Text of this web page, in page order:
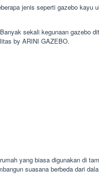
jenis seperti gazebo kayu
sekali kegunaan gazebo
by ARINI GAZEBO.
yang biasa digunakan di
suasana berbeda dari